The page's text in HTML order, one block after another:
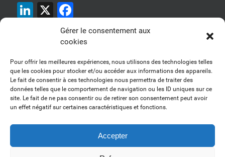
Gérer le consentement aux
cookies
Pour offrir les meilleures expériences, nous utilisons des technologies telles
que les cookies pour stocker et/ou accéder aux informations des appareils.
Le fait de consentir à ces technologies nous permettra de traiter des
données telles que le comportement de navigation ou les ID uniques sur ce
site. Le fait de ne pas consentir ou de retirer son consentement peut avoir
un effet négatif sur certaines caractéristiques et fonctions.
Accepter
LinkedIn
X
1, 2, 3... Buzzez !
Découvrez nos kits communication